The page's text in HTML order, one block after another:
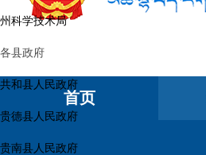
州科学技术局
各县政府
共和县人民政府
贵德县人民政府
贵南县人民政府
首页